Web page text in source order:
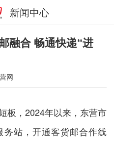
新闻中心
融合 畅通快递“进
网
，2024年以来，东营市
站，开通客货邮合作线